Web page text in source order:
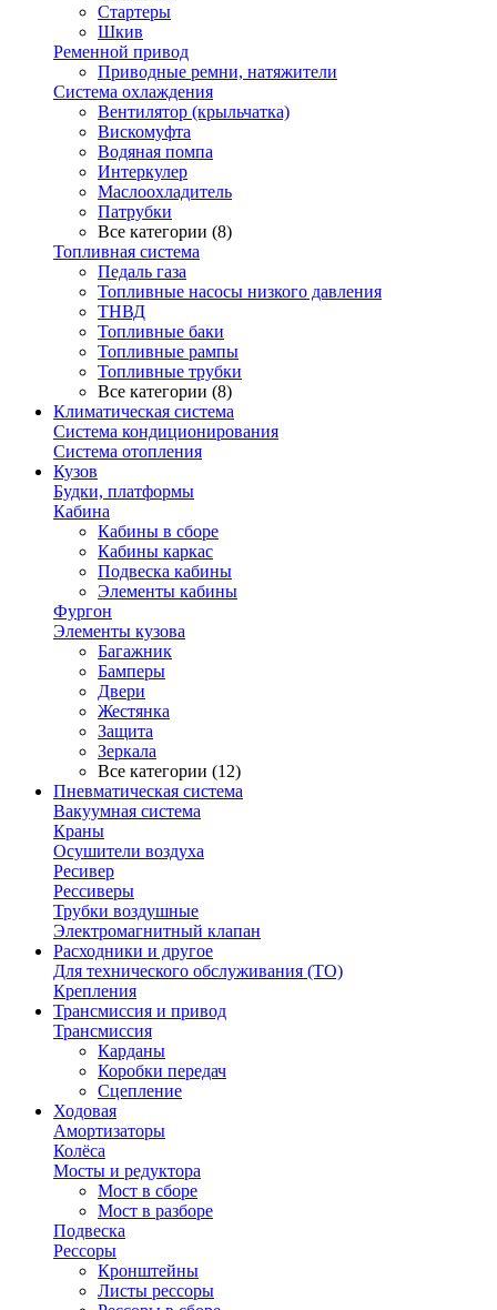
Стартеры
Шкив
Ременной привод
Приводные ремни, натяжители
Система охлаждения
Вентилятор (крыльчатка)
Вискомуфта
Водяная помпа
Интеркулер
Маслоохладитель
Патрубки
Все категории (8)
Топливная система
Педаль газа
Топливные насосы низкого давления
ТНВД
Топливные баки
Топливные рампы
Топливные трубки
Все категории (8)
Климатическая система
Система кондиционирования
Система отопления
Кузов
Будки, платформы
Кабина
Кабины в сборе
Кабины каркас
Подвеска кабины
Элементы кабины
Фургон
Элементы кузова
Багажник
Бамперы
Двери
Жестянка
Защита
Зеркала
Все категории (12)
Пневматическая система
Вакуумная система
Краны
Осушители воздуха
Ресивер
Рессиверы
Трубки воздушные
Электромагнитный клапан
Расходники и другое
Для технического обслуживания (ТО)
Крепления
Трансмиссия и привод
Трансмиссия
Карданы
Коробки передач
Сцепление
Ходовая
Амортизаторы
Колёса
Мосты и редуктора
Мост в сборе
Мост в разборе
Подвеска
Рессоры
Кронштейны
Листы рессоры